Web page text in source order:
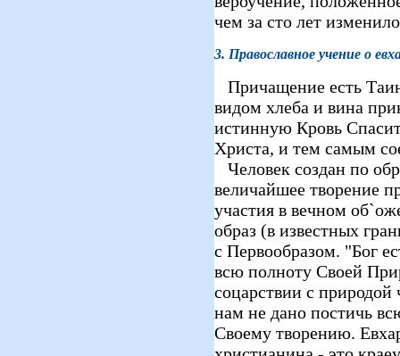
чем за сто лет
3. Православное учение о
Причащение есть
видом хлеба и вина
истинную Кровь
Христа, и тем самым
Человек создан по
величайшее творение
участия в вечном
образ (в известных
с Первообразом. "Бог
всю полноту Своей
соцарствии с
нам не дано постичь
Своему творению.